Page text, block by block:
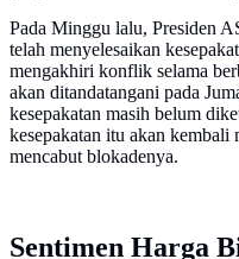
Pada Minggu lalu, Presiden
telah menyelesaikan
mengakhiri konflik selama
akan ditandatangani pada
kesepakatan masih belum
kesepakatan itu akan
mencabut blokadenya.
Sentimen Harga